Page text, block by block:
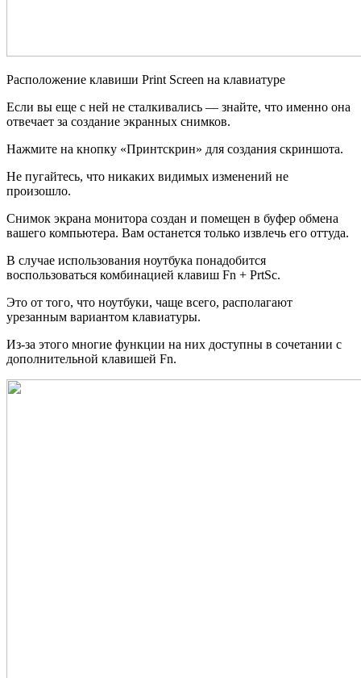
Расположение клавиши Print Screen на клавиатуре
Если вы еще с ней не сталкивались — знайте, что именно она
отвечает за создание экранных снимков.
Нажмите на кнопку «Принтскрин» для создания скриншота.
Не пугайтесь, что никаких видимых изменений не
произошло.
Снимок экрана монитора создан и помещен в буфер обмена
вашего компьютера. Вам останется только извлечь его оттуда.
В случае использования ноутбука понадобится
воспользоваться комбинацией клавиш Fn + PrtSc.
Это от того, что ноутбуки, чаще всего, располагают
урезанным вариантом клавиатуры.
Из-за этого многие функции на них доступны в сочетании с
дополнительной клавишей Fn.